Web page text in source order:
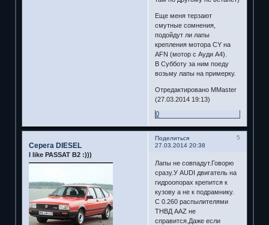
Еще меня терзают
смутные сомнения,
подойдут ли лапы
крепления мотора CY на
AFN (мотор с Ауди А4).
В Субботу за ним поеду
возьму лапы на примерку.
Отредактировано MMaster
(27.03.2014 19:13)
0
Поделиться
5
27.03.2014 20:38
Серега DIESEL
I like PASSAT B2 :)))
Лапы не совпадут.Говорю
сразу.У AUDI двигатель на
гидроопорах крепится к
кузову а не к подрамнику.
С 0.260 распылителями
ТНВД AAZ не
справится.Даже если